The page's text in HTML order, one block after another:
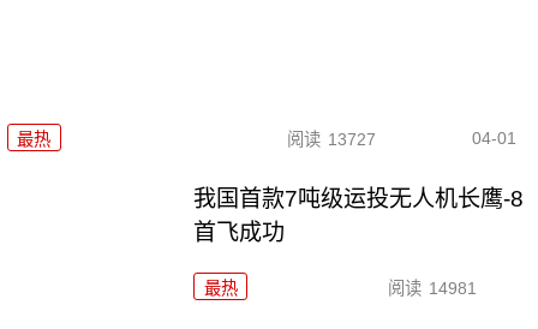
最热 阅读 13727 04-01
我国首款7吨级运投无人机长鹰-8
首飞成功
最热 阅读 14981